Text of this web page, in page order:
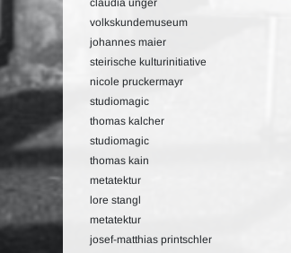
claudia unger
volkskundemuseum
johannes maier
steirische kulturinitiative
nicole pruckermayr
studiomagic
thomas kalcher
studiomagic
thomas kain
metatektur
lore stangl
metatektur
josef-matthias printschler